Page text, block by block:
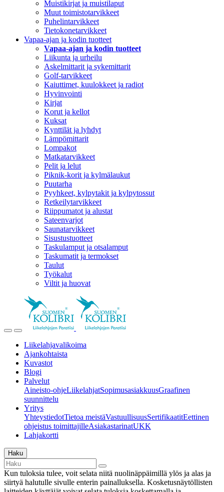
Muistikirjat ja muistilaput
Muut toimistotarvikkeet
Puhelintarvikkeet
Tietokonetarvikkeet
Vapaa-ajan ja kodin tuotteet
Vapaa-ajan ja kodin tuotteet
Liikunta ja urheilu
Askelmittarit ja sykemittarit
Golf-tarvikkeet
Kaiuttimet, kuulokkeet ja radiot
Hyvinvointi
Kirjat
Korut ja kellot
Kuksat
Kynttilät ja lyhdyt
Lämpömittarit
Lompakot
Matkatarvikkeet
Pelit ja lelut
Piknik-korit ja kylmälaukut
Puutarha
Pyyhkeet, kylpytakit ja kylpytossut
Retkeilytarvikkeet
Riippumatot ja alustat
Sateenvarjot
Saunatarvikkeet
Sisustustuotteet
Taskulamput ja otsalamput
Taskumatit ja termokset
Taulut
Työkalut
Viltit ja huovat
Liikelahjavalikoima
Ajankohtaista
Kuvastot
Blogi
Palvelut
Aineisto-ohjeLiikelahjatSopimusasiakkuusGraafinen
suunnittelu
Yritys
YhteystiedotTietoa meistäVastuullisuusSertifikaatitEettinen
ohjeistus toimittajilleAsiakastarinatUKK
Lahjakortti
Haku
Kun tuloksia tulee, voit selata niitä nuolinäppäimillä ylös ja alas ja
siirtyä halutulle sivulle enterin painalluksella. Kosketusnäytöllisten